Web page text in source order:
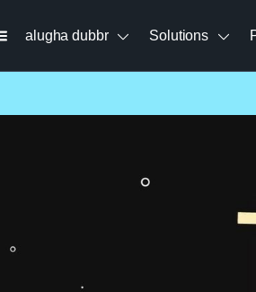
alugha dubbr Solutions